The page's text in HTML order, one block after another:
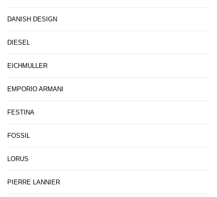
DANISH DESIGN
DIESEL
EICHMULLER
EMPORIO ARMANI
FESTINA
FOSSIL
LORUS
PIERRE LANNIER